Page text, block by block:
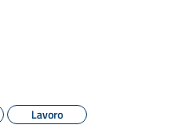
Lavoro